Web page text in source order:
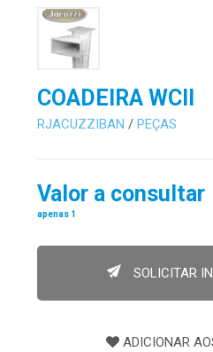
COADEIRA WCII
RJACUZZIBAN / PEÇAS
Valor a consultar
apenas 1
SOLICITAR